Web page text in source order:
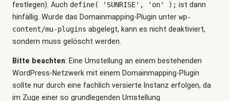
festlegen). Auch define( 'SUNRISE', 'on' ); ist dann
hinfällig. Wurde das Domainmapping-Plugin unter wp-
content/mu-plugins abgelegt, kann es nicht deaktiviert,
sondern muss gelöscht werden.
Bitte beachten: Eine Umstellung an einem bestehenden
WordPress-Netzwerk mit einem Domainmapping-Plugin
sollte nur durch eine fachlich versierte Instanz erfolgen, da
im Zuge einer so grundlegenden Umstellung